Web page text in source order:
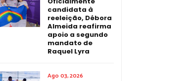
candidata à
reeleição, Débora
Almeida reafirma
apoio a segundo
mandato de
Raquel Lyra
Ago 03, 2026